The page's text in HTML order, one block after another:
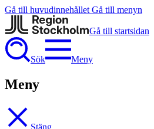
Gå till huvudinnehållet Gå till menyn
Gå till startsidan
Sök Meny
Meny
Stäng